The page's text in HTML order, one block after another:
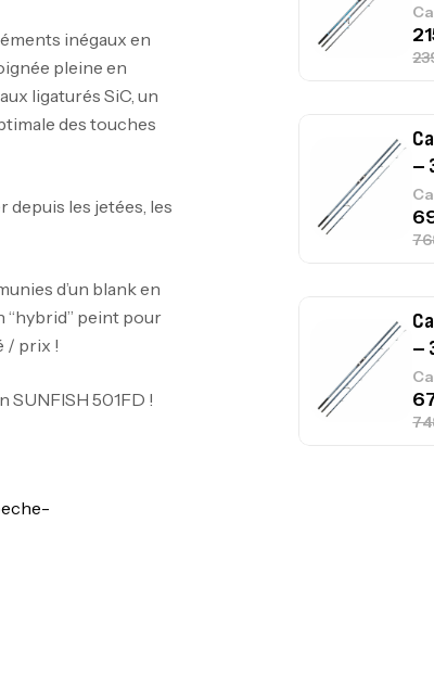
inégaux en
pleine en
ligaturés SiC, un
des touches
depuis les jetées, les
d’un blank en
“hybrid” peint pour
/ prix !
SUNFISH 501FD !
–
–